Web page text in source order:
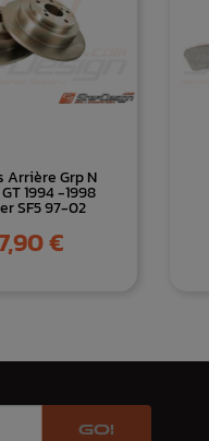
Arrière Grp N
1994 -1998
SF5 97-02
€
GO!